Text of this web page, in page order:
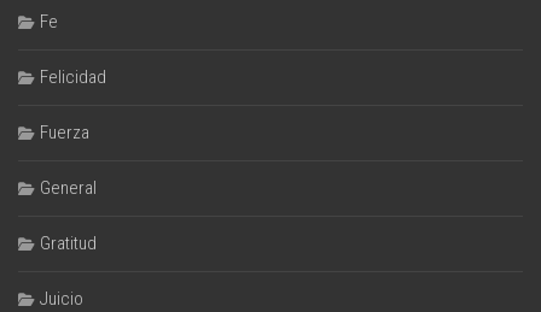
Fe
Felicidad
Fuerza
General
Gratitud
Juicio